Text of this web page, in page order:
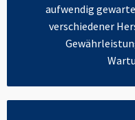
aufwendig
verschiedener